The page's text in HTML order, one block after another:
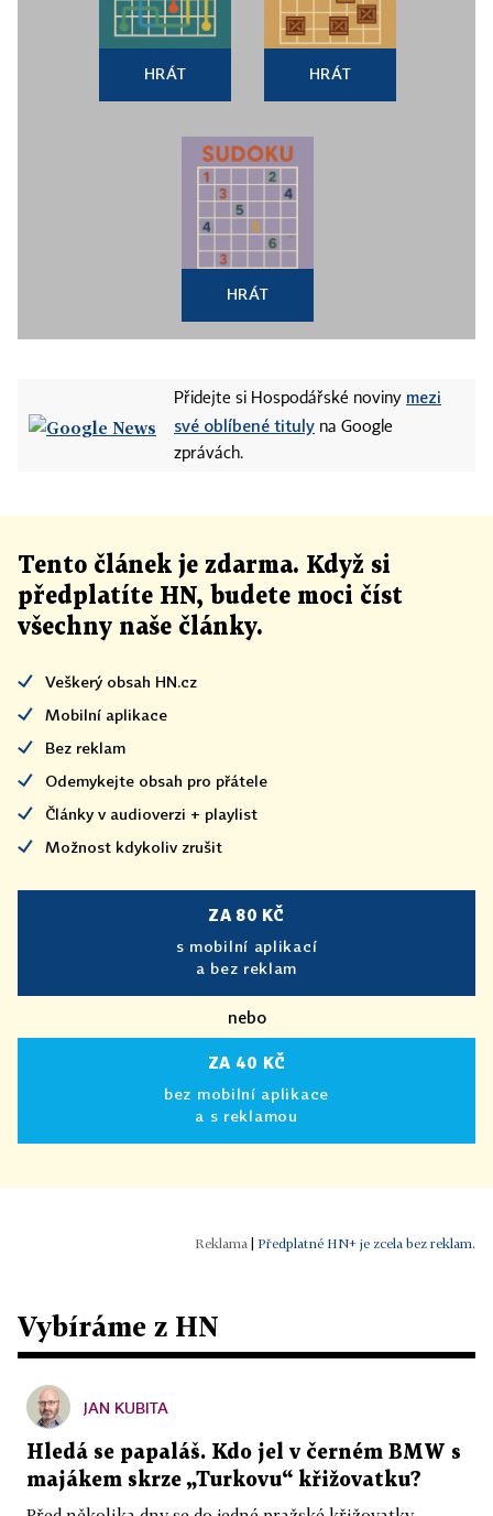
HRÁT HRÁT
HRÁT
Přidejte si Hospodářské noviny mezi
své oblíbené tituly na Google
zprávách.
Tento článek je zdarma. Když si
předplatíte HN, budete moci číst
všechny naše články.
Veškerý obsah HN.cz
Mobilní aplikace
Bez reklam
Odemykejte obsah pro přátele
Články v audioverzi + playlist
Možnost kdykoliv zrušit
ZA 80 KČ
s mobilní aplikací
a bez reklam
nebo
ZA 40 KČ
bez mobilní aplikace
a s reklamou
Předplatné HN+ je zcela bez reklam.
Vybíráme z HN
JAN KUBITA
Hledá se papaláš. Kdo jel v černém BMW s
majákem skrze „Turkovu“ křižovatku?